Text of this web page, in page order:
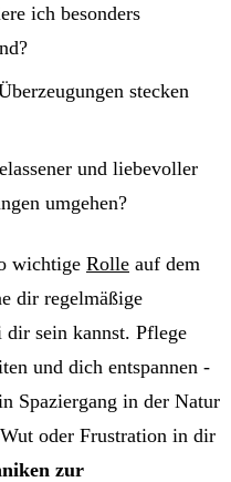
ich besonders
stecken
und liebevoller
umgehen?
wichtige Rolle auf dem
dir regelmäßige
dir sein kannst. Pflege
und dich entspannen -
Spaziergang in der Natur
oder Frustration in dir
zur